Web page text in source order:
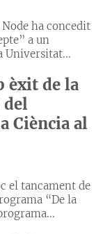
ha concedit
a un
Universitat...
èxit de la
del
Ciència al
el tancament de
“De la